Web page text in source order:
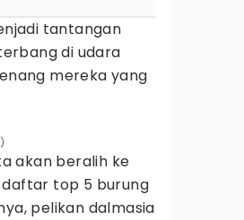
tantangan
di udara
mereka yang
akan beralih ke
top 5 burung
pelikan dalmasia